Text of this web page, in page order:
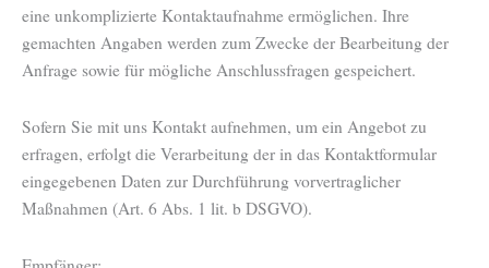
eine unkomplizierte Kontaktaufnahme ermöglichen. Ihre
gemachten Angaben werden zum Zwecke der Bearbeitung der
Anfrage sowie für mögliche Anschlussfragen gespeichert.
Sofern Sie mit uns Kontakt aufnehmen, um ein Angebot zu
erfragen, erfolgt die Verarbeitung der in das Kontaktformular
eingegebenen Daten zur Durchführung vorvertraglicher
Maßnahmen (Art. 6 Abs. 1 lit. b DSGVO).